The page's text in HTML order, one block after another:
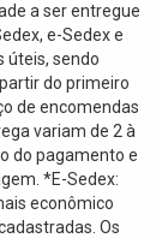
a ser entregue
e-Sedex e
úteis, sendo
do primeiro
de encomendas
variam de 2 à
do pagamento e
*E-Sedex:
econômico
Os